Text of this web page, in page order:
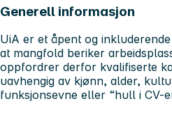
Generell informasjon
UiA er et åpent og
at mangfold beriker
oppfordrer derfor kvalifiserte
uavhengig av kjønn, alder,
funksjonsevne eller “hull i CV-